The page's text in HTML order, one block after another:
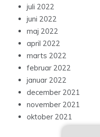
juli 2022
juni 2022
maj 2022
april 2022
marts 2022
februar 2022
januar 2022
december 2021
november 2021
oktober 2021